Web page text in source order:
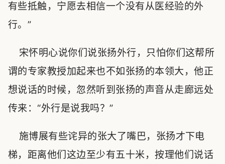
有些抵触，宁愿去相信一个没有从医经验的外
行。”
宋怀明心说你们说张扬外行，只怕你们这帮所
谓的专家教授加起来也不如张扬的本领大，他正
想说话的时候，忽然听到张扬的声音从走廊远处
传来：“外行是说我吗？”
施博展有些诧异的张大了嘴巴，张扬才下电
梯，距离他们这边至少有五十米，按理他们说话